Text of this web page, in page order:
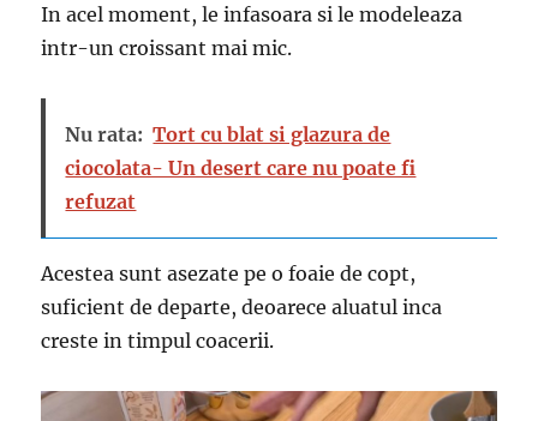
In acel moment, le infasoara si le modeleaza
intr-un croissant mai mic.
Nu rata: Tort cu blat si glazura de
ciocolata- Un desert care nu poate fi
refuzat
Acestea sunt asezate pe o foaie de copt,
suficient de departe, deoarece aluatul inca
creste in timpul coacerii.